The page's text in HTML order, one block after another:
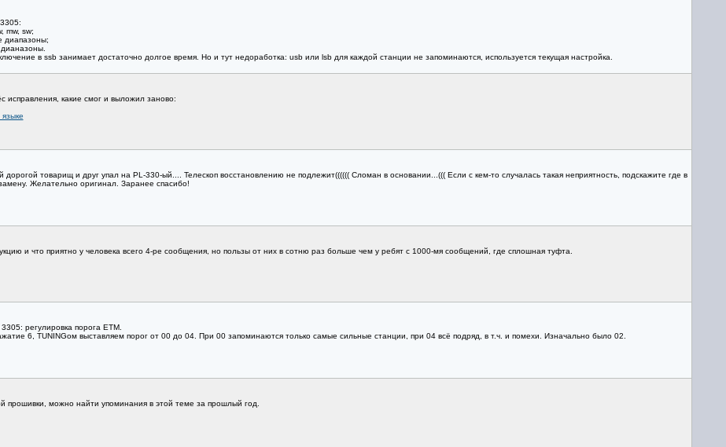
mw, sw;
диапазоны;
в ssb занимает достаточно долгое время. Но и тут недоработка: usb или lsb для каждой станции не запоминаются, используется текущая настройка.
исправления, какие смог и выложил заново:
товарищ и друг упал на PL-330-ый.... Телескоп восстановлению не подлежит(((((( Сломан в основании...((( Если с кем-то случалась такая неприятность, подскажите где в
Желательно оригинал. Заранее спасибо!
и что приятно у человека всего 4-ре сообщения, но пользы от них в сотню раз больше чем у ребят с 1000-мя сообщений, где сплошная туфта.
регулировка порога ETM.
6, TUNINGом выставляем порог от 00 до 04. При 00 запоминаются только самые сильные станции, при 04 всё подряд, в т.ч. и помехи. Изначально было 02.
прошивки, можно найти упоминания в этой теме за прошлый год.